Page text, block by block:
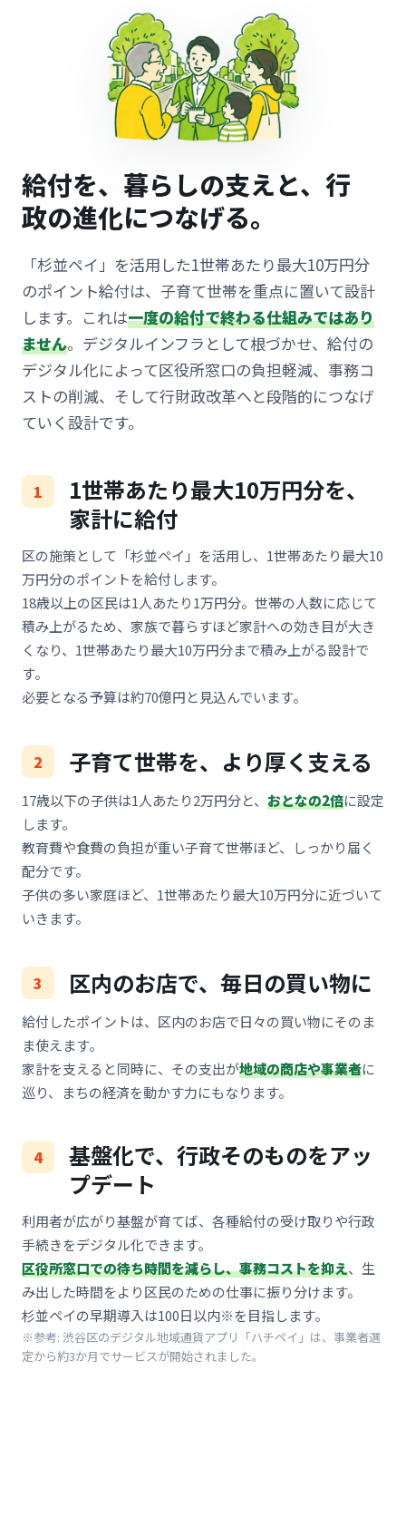
給付を、暮らしの支えと、行
政の進化につなげる。
「杉並ペイ」を活用した1世帯あたり最大10万円分
のポイント給付は、子育て世帯を重点に置いて設計
します。これは一度の給付で終わる仕組みではあり
ません。デジタルインフラとして根づかせ、給付の
デジタル化によって区役所窓口の負担軽減、事務コ
ストの削減、そして行財政改革へと段階的につなげ
ていく設計です。
1世帯あたり最大10万円分を、
家計に給付
区の施策として「杉並ペイ」を活用し、1世帯あたり最大10
万円分のポイントを給付します。
18歳以上の区民は1人あたり1万円分。世帯の人数に応じて
積み上がるため、家族で暮らすほど家計への効き目が大き
くなり、1世帯あたり最大10万円分まで積み上がる設計で
す。
必要となる予算は約70億円と見込んでいます。
子育て世帯を、より厚く支える
17歳以下の子供は1人あたり2万円分と、 おとなの2倍に設定
します。
教育費や食費の負担が重い子育て世帯ほど、しっかり届く
配分です。
子供の多い家庭ほど、1世帯あたり最大10万円分に近づいて
いきます。
区内のお店で、毎日の買い物に
給付したポイントは、区内のお店で日々の買い物にそのま
ま使えます。
家計を支えると同時に、その支出が地域の商店や事業者に
巡り、まちの経済を動かす力にもなります。
基盤化で、行政そのものをアッ
プデート
利用者が広がり基盤が育てば、各種給付の受け取りや行政
手続きをデジタル化できます。
区役所窓口での待ち時間を減らし、事務コストを抑え、生
み出した時間をより区民のための仕事に振り分けます。
杉並ペイの早期導入は100日以内※を目指します。
※参考: 渋谷区のデジタル地域通貨アプリ「ハチペイ」は、事業者選
定から約3か月でサービスが開始されました。